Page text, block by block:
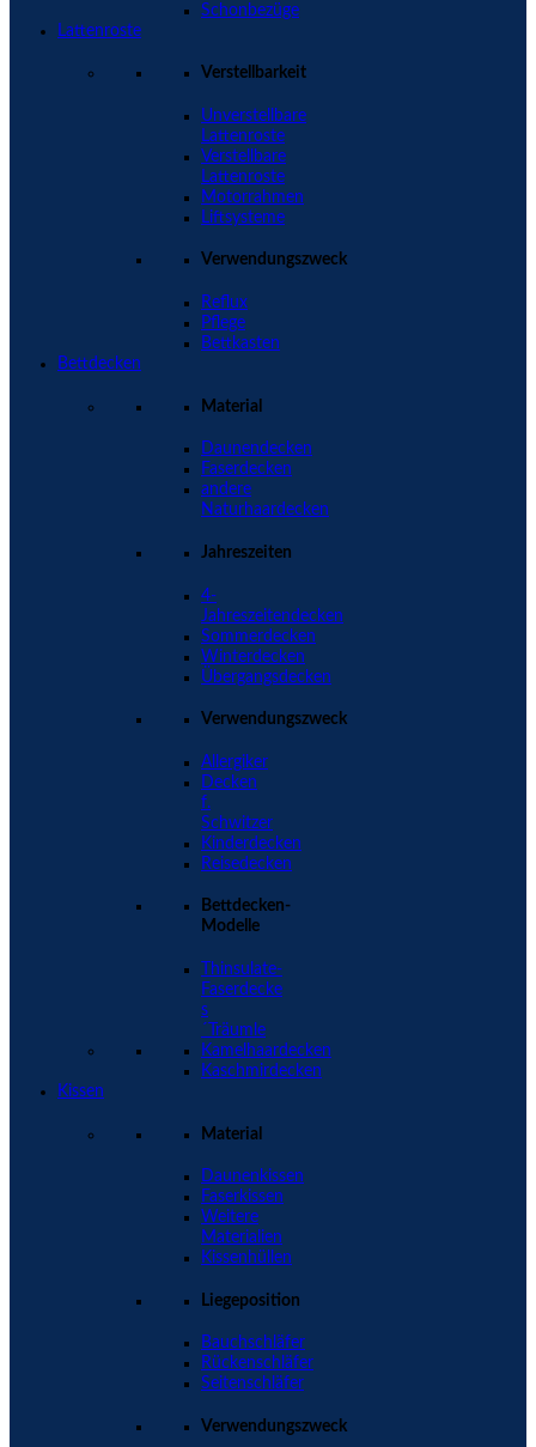
Schonbezüge
Lattenroste
Verstellbarkeit
Unverstellbare
Lattenroste
Verstellbare
Lattenroste
Motorrahmen
Liftsysteme
Verwendungszweck
Reflux
Pflege
Bettkasten
Bettdecken
Material
Daunendecken
Faserdecken
andere
Naturhaardecken
Jahreszeiten
4-
Jahreszeitendecken
Sommerdecken
Winterdecken
Übergangsdecken
Verwendungszweck
Allergiker
Decken
f.
Schwitzer
Kinderdecken
Reisedecken
Bettdecken-
Modelle
Thinsulate-
Faserdecke
s
´Träumle
Kamelhaardecken
Kaschmirdecken
Kissen
Material
Daunenkissen
Faserkissen
Weitere
Materialien
Kissenhüllen
Liegeposition
Bauchschläfer
Rückenschläfer
Seitenschläfer
Verwendungszweck